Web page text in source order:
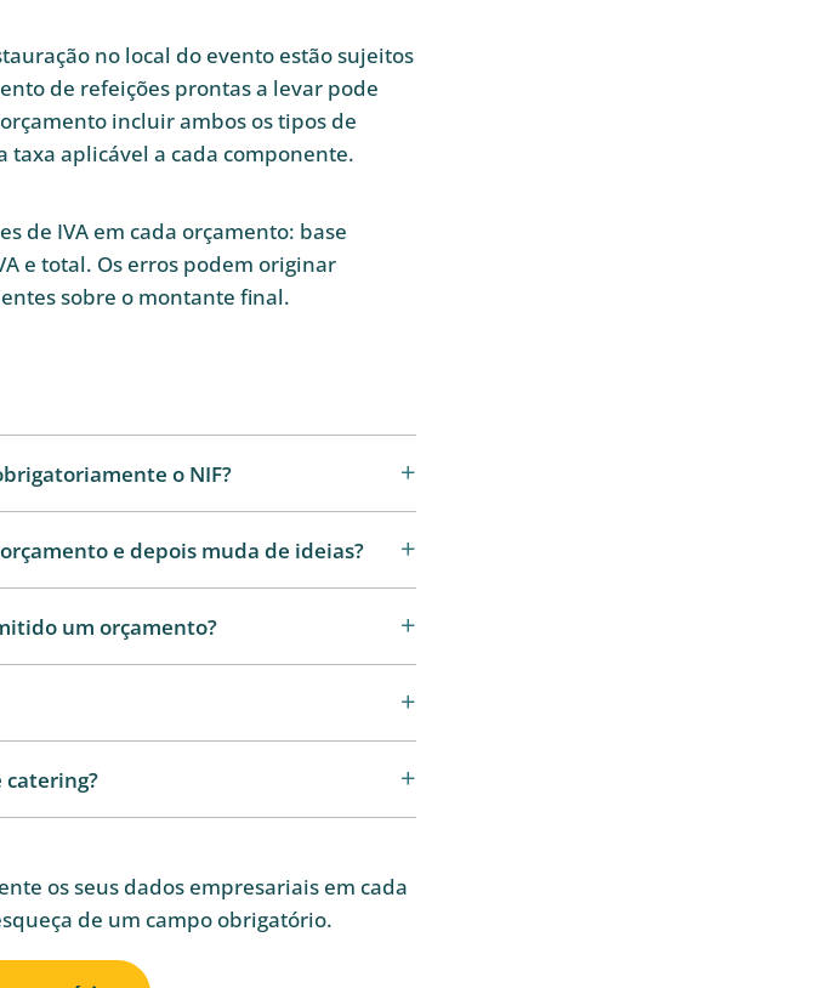
no local do evento estão sujeitos
de refeições prontas a levar pode
incluir ambos os tipos de
taxa aplicável a cada componente.
de IVA em cada orçamento: base
e total. Os erros podem originar
sobre o montante final.
o NIF?
e depois muda de ideias?
um orçamento?
catering?
os seus dados empresariais em cada
de um campo obrigatório.